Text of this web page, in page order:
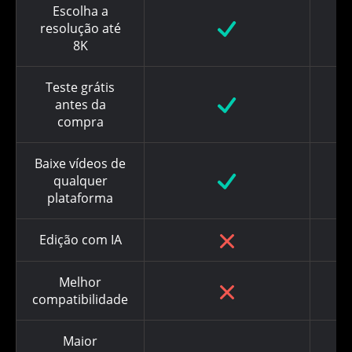
Escolha a
resolução até
8K
Teste grátis
antes da
compra
Baixe vídeos de
qualquer
plataforma
Edição com IA
Melhor
compatibilidade
Maior